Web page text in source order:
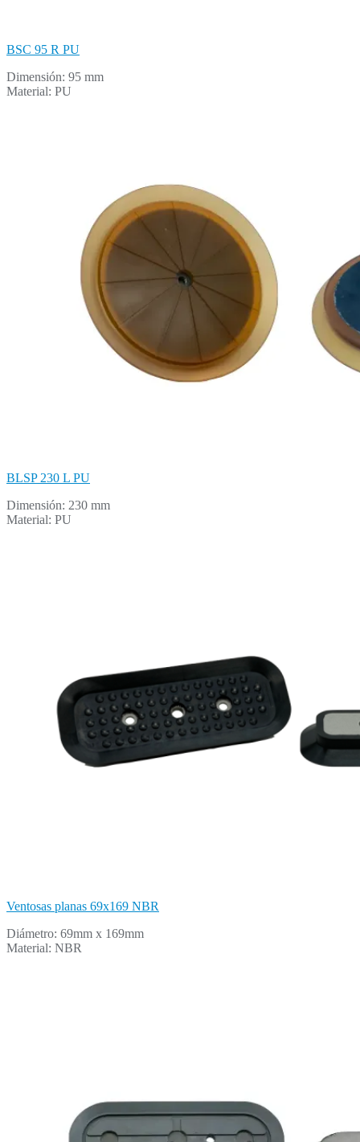
BSC 95 R PU
Dimensión: 95 mm
Material: PU
BLSP 230 L PU
Dimensión: 230 mm
Material: PU
Ventosas planas 69x169 NBR
Diámetro: 69mm x 169mm
Material: NBR